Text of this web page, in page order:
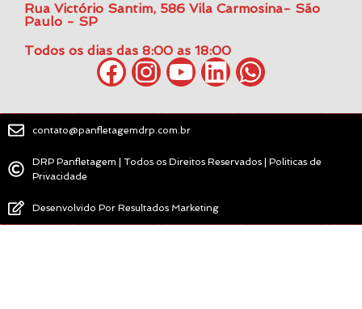
Rua Victório Santim, 586 Vila Carmosina- São
Paulo - SP
Todos os dias das 8:00 as 18:00
contato@panfletagemdrp.com.br
DRP Panfletagem | Todos os Direitos Reservados | Politicas de
Privacidade
Desenvolvido Por Resultados Marketing